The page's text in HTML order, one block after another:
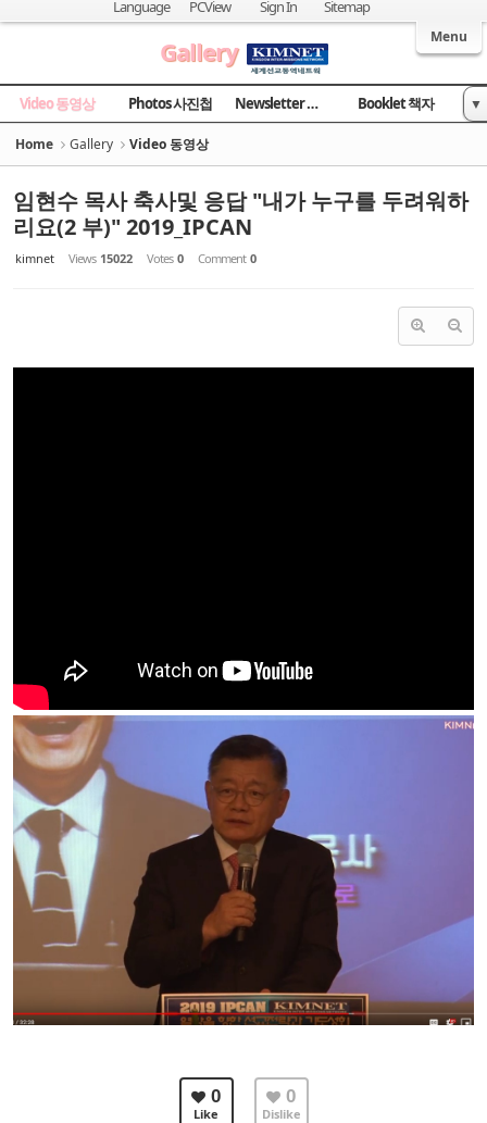
Welcome to Kingdom Inter-Missions Network
Language PCView Sign In Sitemap
Menu
Gallery
Video 동영상 Photos 사진첩 Newsletter 소식지 Booklet 책자
News 국민일보
▼
Home Gallery Video 동영상
임현수 목사 축사및 응답 "내가 누구를 두려워하
리요(2 부)" 2019_IPCAN
kimnet Views 15022 Votes 0 Comment 0
0
Like
0
Dislike